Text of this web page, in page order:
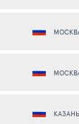
КАЗАНЬ